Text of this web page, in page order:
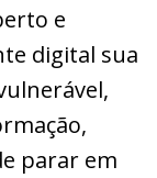
e
digital sua
parar em